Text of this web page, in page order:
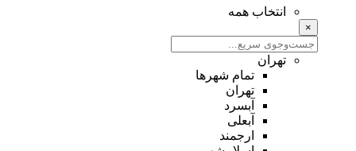
انتخاب همه
×
تهران
تمام شهر‌ها
تهران
آبسرد
آبعلی
ارجمند